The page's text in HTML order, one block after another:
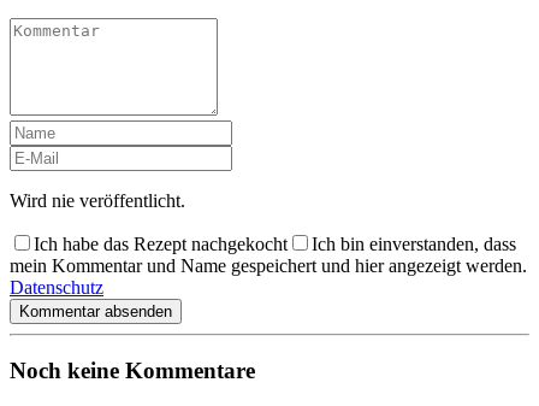
Wird nie veröffentlicht.
Ich habe das Rezept nachgekocht
Ich bin einverstanden, dass
mein Kommentar und Name gespeichert und hier angezeigt werden.
Datenschutz
Kommentar absenden
Noch keine Kommentare